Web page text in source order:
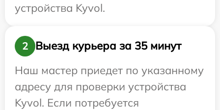
устройства Kyvol.
2
Выезд курьера за 35 минут
Наш мастер приедет по указанному
адресу для проверки устройства
Kyvol. Если потребуется